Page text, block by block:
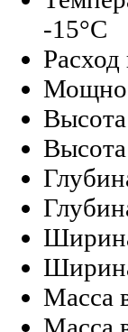
-15°С
Масса